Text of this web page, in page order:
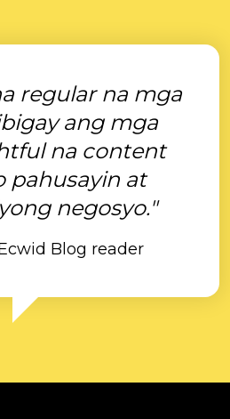
regular na mga
ang mga
na content
pahusayin at
negosyo."
Blog reader